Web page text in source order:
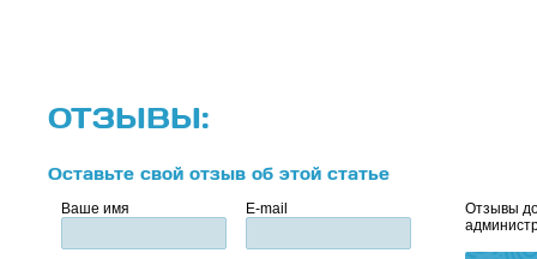
ОТЗЫВЫ:
Оставьте свой отзыв об этой статье
Ваше имя E-mail
Отзывы